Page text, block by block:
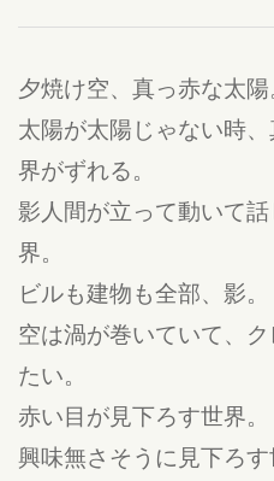
夕焼け空、真っ赤な太陽
太陽が太陽じゃない時
界がずれる。
影人間が立って動いて
界。
ビルも建物も全部、影。
空は渦が巻いていて、
たい。
赤い目が見下ろす世界。
興味無さそうに見下ろす